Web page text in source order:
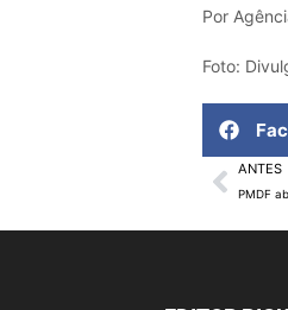
Por
Foto:
ANTES